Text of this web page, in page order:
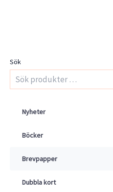
Sök
Nyheter
Böcker
Brevpapper
Dubbla kort